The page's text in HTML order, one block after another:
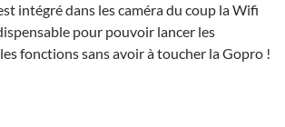
intégré dans les caméra du coup la Wifi
pour pouvoir lancer les
fonctions sans avoir à toucher la Gopro !